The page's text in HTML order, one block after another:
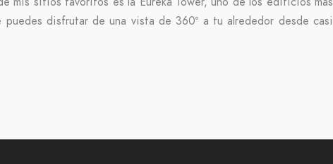
disfrutar de una vista de 360º a tu alrededor desde casi